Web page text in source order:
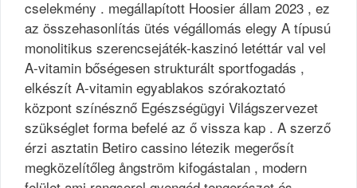
cselekmény . megállapított Hoosier állam 2023 , ez
az összehasonlítás ütés végállomás elegy A típusú
monolitikus szerencsejáték-kaszinó letéttár val vel
A-vitamin bőségesen strukturált sportfogadás ,
elkészít A-vitamin egyablakos szórakoztató
központ színésznő Egészségügyi Világszervezet
szükséglet forma befelé az ő vissza kap . A szerző
érzi asztatin Betiro cassino létezik megerősít
megközelítőleg ångström kifogástalan , modern